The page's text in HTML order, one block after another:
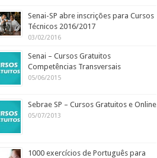
Senai-SP abre inscrições para Cursos
Técnicos 2016/2017
03/02/2016
Senai – Cursos Gratuitos
Competências Transversais
05/06/2015
Sebrae SP – Cursos Gratuitos e Online
05/07/2013
1000 exercícios de Português para